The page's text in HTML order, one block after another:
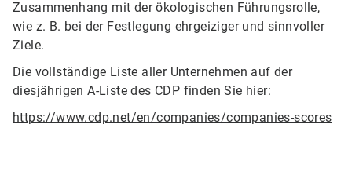
Zusammenhang mit der ökologischen Führungsrolle,
wie z. B. bei der Festlegung ehrgeiziger und sinnvoller
Ziele.
Die vollständige Liste aller Unternehmen auf der
diesjährigen A-Liste des CDP finden Sie hier:
https://www.cdp.net/en/companies/companies-scores